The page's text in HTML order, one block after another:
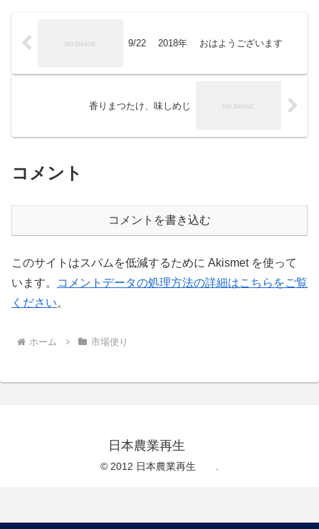
9/22 2018年 おはようございます
香りまつたけ、味しめじ
コメント
コメントを書き込む
このサイトはスパムを低減するために Akismet を使って
います。
コメントデータの処理方法の詳細はこちらをご覧
ください。
ホーム 市場便り
日本農業再生
© 2012 日本農業再生 .